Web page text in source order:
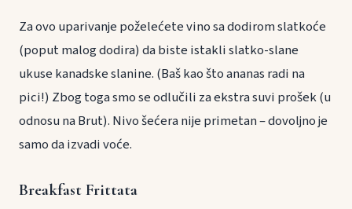
Za ovo uparivanje poželećete vino sa dodirom slatkoće
(poput malog dodira) da biste istakli slatko-slane
ukuse kanadske slanine. (Baš kao što ananas radi na
pici!) Zbog toga smo se odlučili za ekstra suvi prošek (u
odnosu na Brut). Nivo šećera nije primetan – dovoljno je
samo da izvadi voće.
Breakfast Frittata